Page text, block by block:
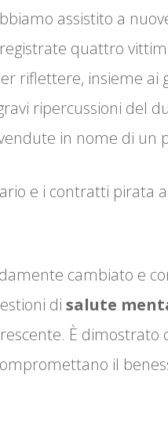
assistito a
quattro
riflettere, insieme ai
ripercussioni del
in nome di un
e i contratti pirata
cambiato e
di salute
È dimostrato
il